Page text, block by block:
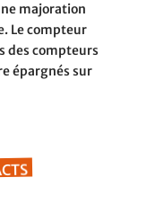
majoration
Le compteur
des compteurs
épargnés sur